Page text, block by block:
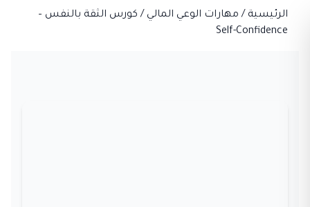
الرئيسية / مهارات الوعي المالي /كورس الثقة بالنفس –
Self-Confidence